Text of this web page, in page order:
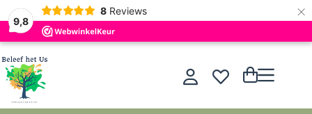
9,8
8 Reviews ×
Ga
naar
de
inhoud
Winkelwagen